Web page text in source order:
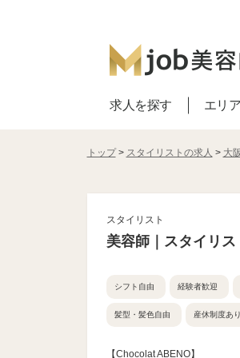
求人を探す エリ
トップ> スタイリストの求人 > 大
スタイリスト
美容師｜スタイリ
シフト自由 経験者歓迎
髪型・髪色自由 産休制度あり
【Chocolat ABENO】